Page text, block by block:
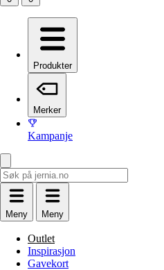
Produkter
Merker
Kampanje
Meny Meny
Outlet
Inspirasjon
Gavekort